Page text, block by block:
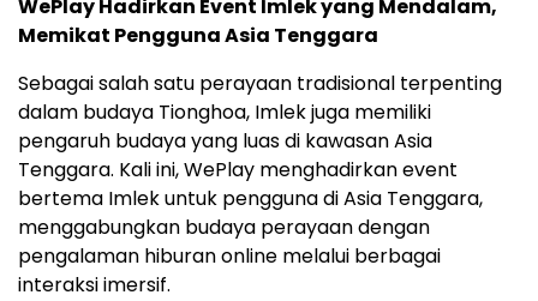
WePlay Hadirkan Event Imlek yang Mendalam,
Memikat Pengguna Asia Tenggara
Sebagai salah satu perayaan tradisional terpenting
dalam budaya Tionghoa, Imlek juga memiliki
pengaruh budaya yang luas di kawasan Asia
Tenggara. Kali ini, WePlay menghadirkan event
bertema Imlek untuk pengguna di Asia Tenggara,
menggabungkan budaya perayaan dengan
pengalaman hiburan online melalui berbagai
interaksi imersif.